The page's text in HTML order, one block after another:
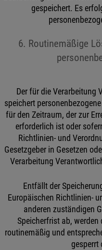
gespeichert. Es
6. Routinemäßige
Der für die Verarbeitung
speichert
für den Zeitraum, der zur
erforderlich ist oder
Richtlinien- und
Gesetzgeber in Gesetzen
Verarbeitung
Entfällt der
Europäischen Richtlinien-
anderen zuständigen
Speicherfrist ab, werden
routinemäßig und
gesperrt